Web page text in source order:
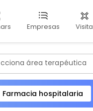
Empresas Visita
área terapéutica
Farmacia hospitalaria